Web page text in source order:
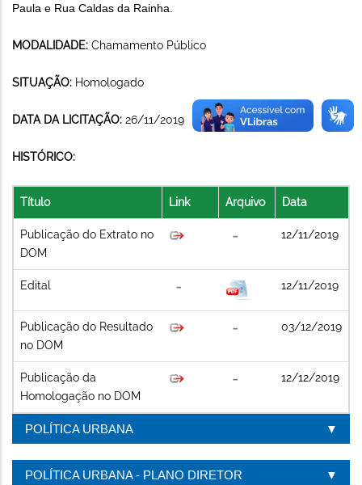
Paula e Rua Caldas da Rainha.
MODALIDADE: Chamamento Público
SITUAÇÃO: Homologado
DATA DA LICITAÇÃO: 26/11/2019
HISTÓRICO:
Título Link Arquivo Data
Publicação do Extrato no
DOM
12/11/2019
Edital 12/11/2019
Publicação do Resultado
no DOM
03/12/2019
Publicação da
Homologação no DOM
12/12/2019
POLÍTICA URBANA
POLÍTICA URBANA - PLANO DIRETOR